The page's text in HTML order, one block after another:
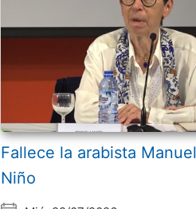
Fallece la arabista
Niño